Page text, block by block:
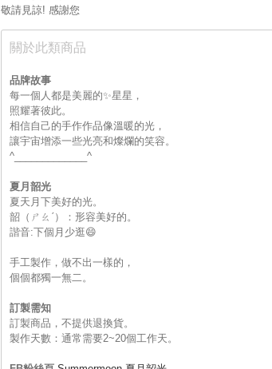
敬請見諒! 感謝您
關於此類商品
品牌故事
每一個人都是美麗的✨星星，
照耀著彼此。
相信自己的手作作品像溫暖的光，
讓宇宙增添一些光亮和燦爛的笑容。
^_____________^
夏月韶光
夏天月下美好的光。
韶（ㄕㄠˊ）：形容美好的。
諧音:下個月少逛😄
手工製作，做不出一樣的，
個個都獨一無二。
訂製需知
訂製商品，不提供退換貨。
製作天數：通常需要2~20個工作天。